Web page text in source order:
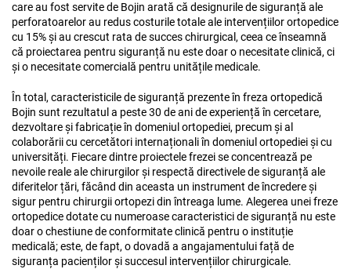
care au fost servite de Bojin arată că designurile de siguranță ale
perforatoarelor au redus costurile totale ale intervențiilor ortopedice
cu 15% și au crescut rata de succes chirurgical, ceea ce înseamnă
că proiectarea pentru siguranță nu este doar o necesitate clinică, ci
și o necesitate comercială pentru unitățile medicale.
În total, caracteristicile de siguranță prezente în freza ortopedică
Bojin sunt rezultatul a peste 30 de ani de experiență în cercetare,
dezvoltare și fabricație în domeniul ortopediei, precum și al
colaborării cu cercetători internaționali în domeniul ortopediei și cu
universități. Fiecare dintre proiectele frezei se concentrează pe
nevoile reale ale chirurgilor și respectă directivele de siguranță ale
diferitelor țări, făcând din aceasta un instrument de încredere și
sigur pentru chirurgii ortopezi din întreaga lume. Alegerea unei freze
ortopedice dotate cu numeroase caracteristici de siguranță nu este
doar o chestiune de conformitate clinică pentru o instituție
medicală; este, de fapt, o dovadă a angajamentului față de
siguranța pacienților și succesul intervențiilor chirurgicale.